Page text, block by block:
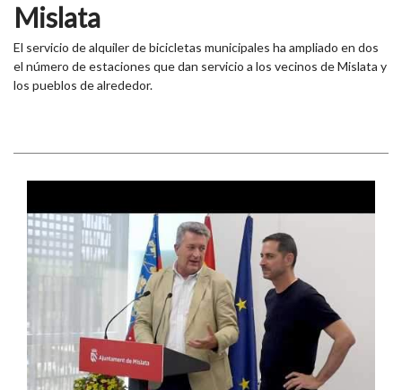
Mislata
El servicio de alquiler de bicicletas municipales ha ampliado en dos
el número de estaciones que dan servicio a los vecinos de Mislata y
los pueblos de alrededor.